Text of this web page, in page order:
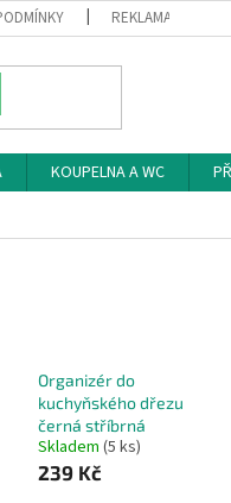
REKLAMACE A
KOUPELNA A WC
Organizér do
kuchyňského dřezu
černá stříbrná
Skladem (5 ks)
239 Kč